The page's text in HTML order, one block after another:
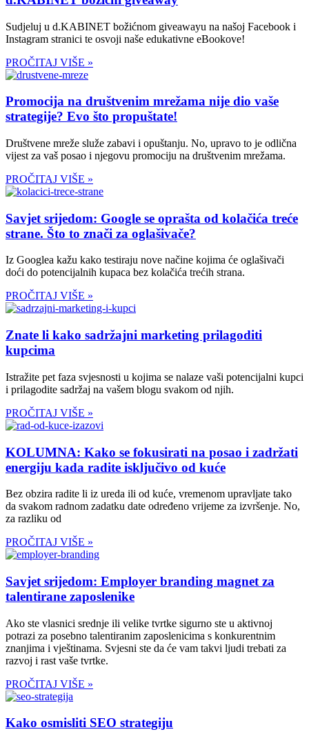
Sudjeluj u d.KABINET božićnom giveawayu na našoj Facebook i
Instagram stranici te osvoji naše edukativne eBookove!
PROČITAJ VIŠE »
Promocija na društvenim mrežama nije dio vaše
strategije? Evo što propuštate!
Društvene mreže služe zabavi i opuštanju. No, upravo to je odlična
vijest za vaš posao i njegovu promociju na društvenim mrežama.
PROČITAJ VIŠE »
Savjet srijedom: Google se oprašta od kolačića treće
strane. Što to znači za oglašivače?
Iz Googlea kažu kako testiraju nove načine kojima će oglašivači
doći do potencijalnih kupaca bez kolačića trećih strana.
PROČITAJ VIŠE »
Znate li kako sadržajni marketing prilagoditi
kupcima
Istražite pet faza svjesnosti u kojima se nalaze vaši potencijalni kupci
i prilagodite sadržaj na vašem blogu svakom od njih.
PROČITAJ VIŠE »
KOLUMNA: Kako se fokusirati na posao i zadržati
energiju kada radite isključivo od kuće
Bez obzira radite li iz ureda ili od kuće, vremenom upravljate tako
da svakom radnom zadatku date određeno vrijeme za izvršenje. No,
za razliku od
PROČITAJ VIŠE »
Savjet srijedom: Employer branding magnet za
talentirane zaposlenike
Ako ste vlasnici srednje ili velike tvrtke sigurno ste u aktivnoj
potrazi za posebno talentiranim zaposlenicima s konkurentnim
znanjima i vještinama. Svjesni ste da će vam takvi ljudi trebati za
razvoj i rast vaše tvrtke.
PROČITAJ VIŠE »
Kako osmisliti SEO strategiju